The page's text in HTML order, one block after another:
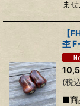
ま
【
杢
(税
■商